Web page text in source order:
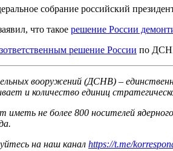
собрание российский
что такое решение России
решение России по
вооружений (ДСНВ) –
и количество единиц
не более 800 носителей
на наш канал https://t.me/